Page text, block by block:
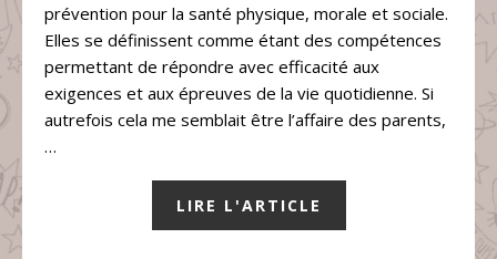
prévention pour la santé physique, morale et sociale.
Elles se définissent comme étant des compétences
permettant de répondre avec efficacité aux
exigences et aux épreuves de la vie quotidienne. Si
autrefois cela me semblait être l’affaire des parents,
…
LIRE L'ARTICLE